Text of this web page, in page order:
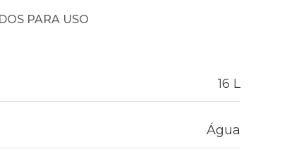
PARA USO
16 L
Água